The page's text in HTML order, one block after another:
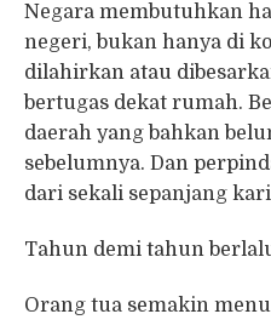
Negara membutuhkan
negeri, bukan hanya di
dilahirkan atau
bertugas dekat rumah.
daerah yang bahkan
sebelumnya. Dan
dari sekali sepanjang
Tahun demi tahun
Orang tua semakin